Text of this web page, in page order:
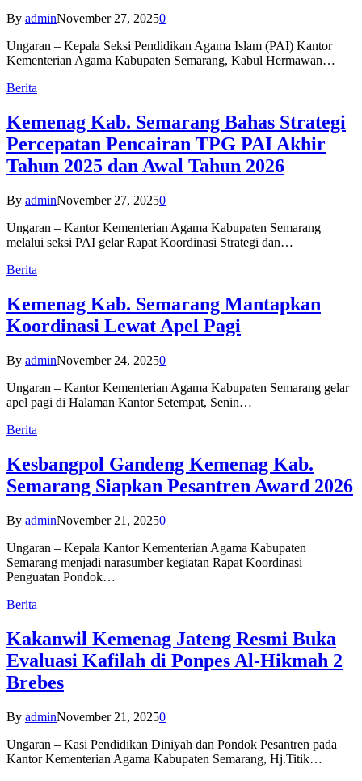
By adminNovember 27, 20250
Ungaran – Kepala Seksi Pendidikan Agama Islam (PAI) Kantor
Kementerian Agama Kabupaten Semarang, Kabul Hermawan…
Berita
Kemenag Kab. Semarang Bahas Strategi
Percepatan Pencairan TPG PAI Akhir
Tahun 2025 dan Awal Tahun 2026
By adminNovember 27, 20250
Ungaran – Kantor Kementerian Agama Kabupaten Semarang
melalui seksi PAI gelar Rapat Koordinasi Strategi dan…
Berita
Kemenag Kab. Semarang Mantapkan
Koordinasi Lewat Apel Pagi
By adminNovember 24, 20250
Ungaran – Kantor Kementerian Agama Kabupaten Semarang gelar
apel pagi di Halaman Kantor Setempat, Senin…
Berita
Kesbangpol Gandeng Kemenag Kab.
Semarang Siapkan Pesantren Award 2026
By adminNovember 21, 20250
Ungaran – Kepala Kantor Kementerian Agama Kabupaten
Semarang menjadi narasumber kegiatan Rapat Koordinasi
Penguatan Pondok…
Berita
Kakanwil Kemenag Jateng Resmi Buka
Evaluasi Kafilah di Ponpes Al-Hikmah 2
Brebes
By adminNovember 21, 20250
Ungaran – Kasi Pendidikan Diniyah dan Pondok Pesantren pada
Kantor Kementerian Agama Kabupaten Semarang, Hj.Titik…